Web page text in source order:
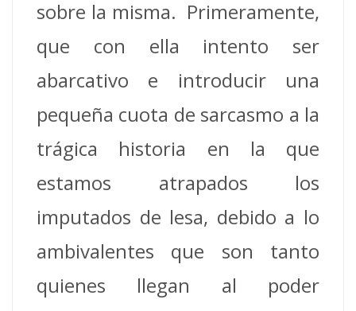
sobre la misma. Primeramente,
que con ella intento ser
abarcativo e introducir una
pequeña cuota de sarcasmo a la
trágica historia en la que
estamos atrapados los
imputados de lesa, debido a lo
ambivalentes que son tanto
quienes llegan al poder